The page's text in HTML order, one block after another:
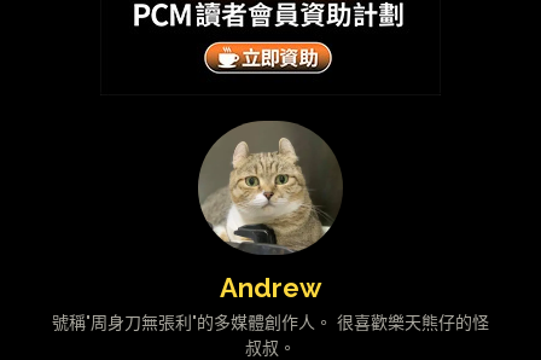
Andrew
號稱"周身刀無張利"的多媒體創作人。 很喜歡樂天熊仔的怪
叔叔。